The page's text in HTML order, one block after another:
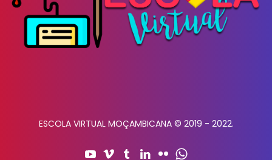
ESCOLA VIRTUAL MOÇAMBICANA © 2019 - 2022.